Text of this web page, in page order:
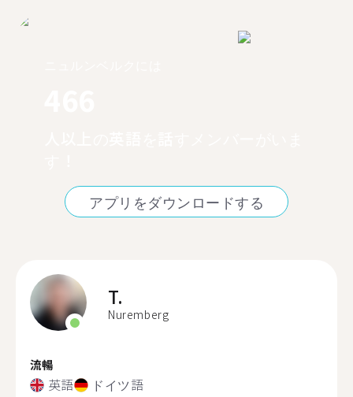
アプリをダウンロードする
T.
Nuremberg
流暢
英語 ドイツ語